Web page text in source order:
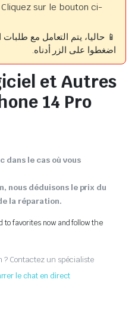
sur le bouton ci-
📱 حاليا، يتم التعامل مع
اضغطوا على الزر أدناه.
et Autres
14 Pro
dans le cas où vous
nous déduisons le prix du
la réparation.
to favorites now and follow the
? Contactez un spécialiste
le chat en direct